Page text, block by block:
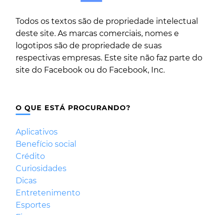
Todos os textos são de propriedade intelectual
deste site. As marcas comerciais, nomes e
logotipos são de propriedade de suas
respectivas empresas. Este site não faz parte do
site do Facebook ou do Facebook, Inc.
O QUE ESTÁ PROCURANDO?
Aplicativos
Benefício social
Crédito
Curiosidades
Dicas
Entretenimento
Esportes